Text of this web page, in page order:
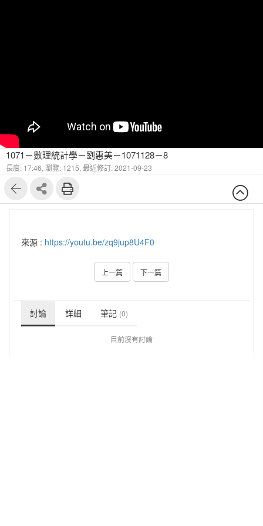
1071－數理統計學－劉惠美－1071128－8
長度: 17:46, 瀏覽: 1215, 最近修訂: 2021-09-23
來源 : https://youtu.be/zq9jup8U4F0
上一篇 下一篇
討論 詳細 筆記 (0)
目前沒有討論